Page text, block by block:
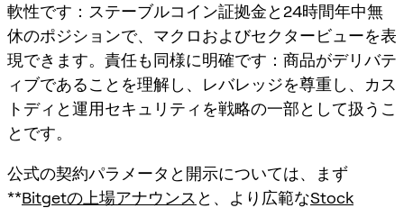
軟性です：ステーブルコイン証拠金と24時間年中無
休のポジションで、マクロおよびセクタービューを表
現できます。責任も同様に明確です：商品がデリバテ
ィブであることを理解し、レバレッジを尊重し、カス
トディと運用セキュリティを戦略の一部として扱うこ
とです。
公式の契約パラメータと開示については、まず
**Bitgetの上場アナウンス と、より広範なStock